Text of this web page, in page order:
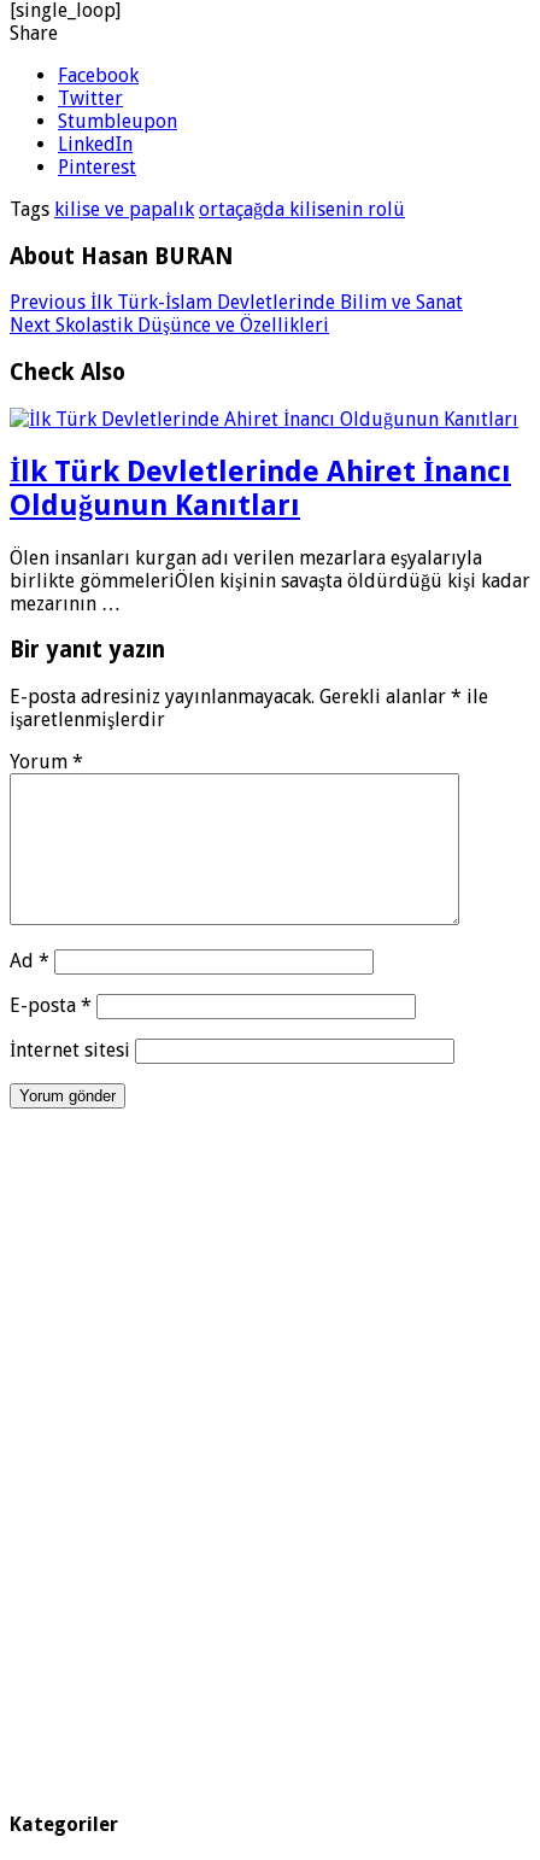
[single_loop]
Share
Facebook
Twitter
Stumbleupon
LinkedIn
Pinterest
Tags kilise ve papalık ortaçağda kilisenin rolü
About Hasan BURAN
Previous İlk Türk-İslam Devletlerinde Bilim ve Sanat
Next Skolastik Düşünce ve Özellikleri
Check Also
İlk Türk Devletlerinde Ahiret İnancı
Olduğunun Kanıtları
Ölen insanları kurgan adı verilen mezarlara eşyalarıyla
birlikte gömmeleriÖlen kişinin savaşta öldürdüğü kişi kadar
mezarının …
Bir yanıt yazın
E-posta adresiniz yayınlanmayacak. Gerekli alanlar * ile
işaretlenmişlerdir
Yorum *
Ad *
E-posta *
İnternet sitesi
Kategoriler